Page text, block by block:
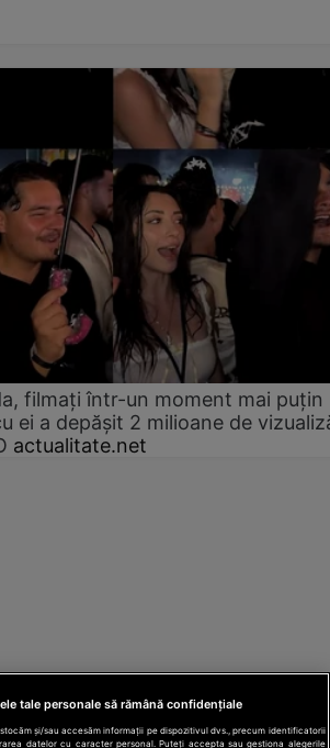
filmați într-un moment mai puțin
ei a depășit 2 milioane de
actualitate.net
tale personale să rămână confidențiale
stocăm și/sau accesăm informații pe dispozitivul dvs., precum identificatorii
datelor cu caracter personal. Puteți accepta sau gestiona alegerile